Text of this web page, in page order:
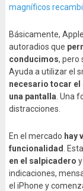
magníficos
Básicamente,
autoradios que
conducimos, pero
Ayuda a utilizar el
necesario tocar el
una pantalla . Una
distracciones.
En el mercado hay
funcionalidad
.
en el salpicadero
indicaciones,
el iPhone y